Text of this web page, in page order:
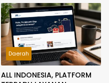
warna hijau dengan plat
bergonta ganti Jadi
Sorotan
Daerah
ALL INDONESIA, PLATFORM